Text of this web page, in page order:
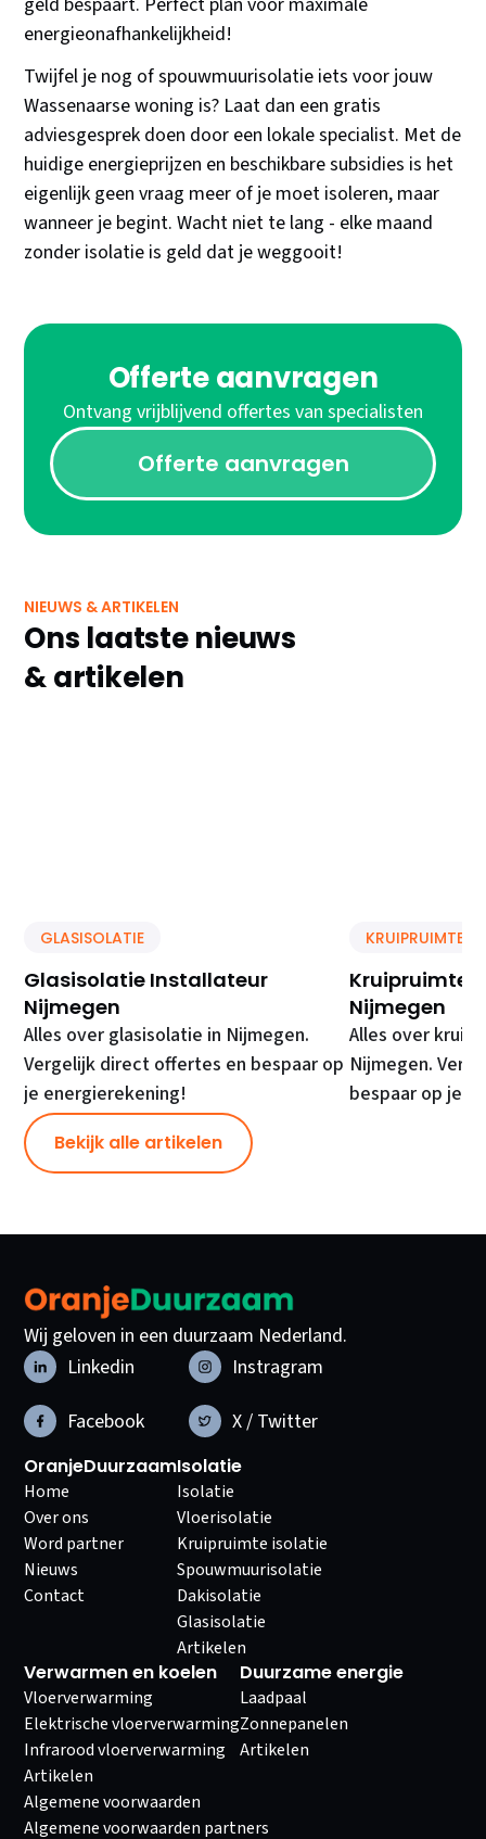
energieonafhankelijkheid!
Twijfel je nog of spouwmuurisolatie iets voor jouw
Wassenaarse woning is? Laat dan een gratis
adviesgesprek doen door een lokale specialist. Met de
huidige energieprijzen en beschikbare subsidies is het
eigenlijk geen vraag meer of je moet isoleren, maar
wanneer je begint. Wacht niet te lang - elke maand
zonder isolatie is geld dat je weggooit!
Offerte aanvragen
Ontvang vrijblijvend offertes van specialisten
Offerte aanvragen
NIEUWS & ARTIKELEN
Ons laatste nieuws
& artikelen
GLASISOLATIE
Glasisolatie Installateur
Nijmegen
Alles over glasisolatie in Nijmegen.
Vergelijk direct offertes en bespaar op
je energierekening!
KRUIPRUIMTE
Kruipruimte
Nijmegen
Alles over
Nijmegen.
bespaar op je
Bekijk alle artikelen
Wij geloven in een duurzaam Nederland.
Linkedin
Instragram
Facebook
X / Twitter
OranjeDuurzaam
Home
Over ons
Word partner
Nieuws
Contact
Isolatie
Isolatie
Vloerisolatie
Kruipruimte isolatie
Spouwmuurisolatie
Dakisolatie
Glasisolatie
Artikelen
Verwarmen en koelen
Vloerverwarming
Elektrische vloerverwarming
Infrarood vloerverwarming
Artikelen
Duurzame energie
Laadpaal
Zonnepanelen
Artikelen
Algemene voorwaarden
Algemene voorwaarden partners